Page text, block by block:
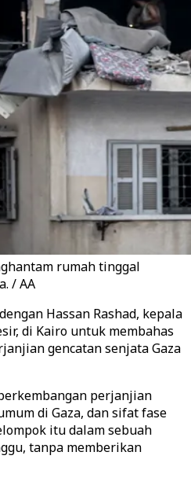
rumah tinggal
/ AA
Hassan Rashad, kepala
di Kairo untuk membahas
gencatan senjata Gaza
perjanjian
di Gaza, dan sifat fase
itu dalam sebuah
tanpa memberikan